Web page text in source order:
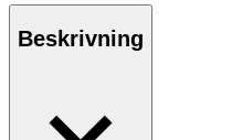
Beskrivning